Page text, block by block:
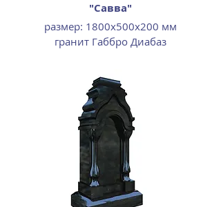
"Савва"
размер: 1800х500х200 мм
гранит Габбро Диабаз